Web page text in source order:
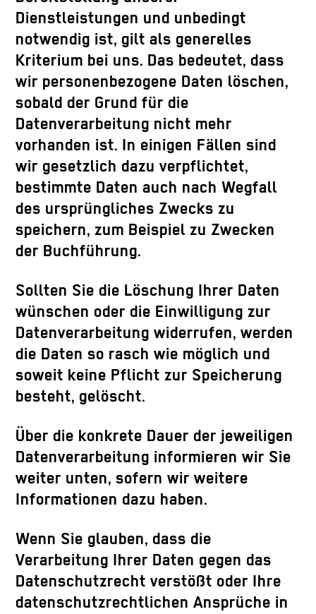
Dienstleistungen und unbedingt
notwendig ist, gilt als generelles
Kriterium bei uns. Das bedeutet, dass
wir personenbezogene Daten löschen,
sobald der Grund für die
Datenverarbeitung nicht mehr
vorhanden ist. In einigen Fällen sind
wir gesetzlich dazu verpflichtet,
bestimmte Daten auch nach Wegfall
des ursprüngliches Zwecks zu
speichern, zum Beispiel zu Zwecken
der Buchführung.
Sollten Sie die Löschung Ihrer Daten
wünschen oder die Einwilligung zur
Datenverarbeitung widerrufen, werden
die Daten so rasch wie möglich und
soweit keine Pflicht zur Speicherung
besteht, gelöscht.
Über die konkrete Dauer der jeweiligen
Datenverarbeitung informieren wir Sie
weiter unten, sofern wir weitere
Informationen dazu haben.
Wenn Sie glauben, dass die
Verarbeitung Ihrer Daten gegen das
Datenschutzrecht verstößt oder Ihre
datenschutzrechtlichen Ansprüche in